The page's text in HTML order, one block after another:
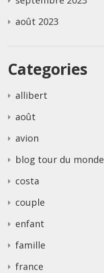
août 2023
Categories
allibert
août
avion
blog tour du monde
costa
couple
enfant
famille
france